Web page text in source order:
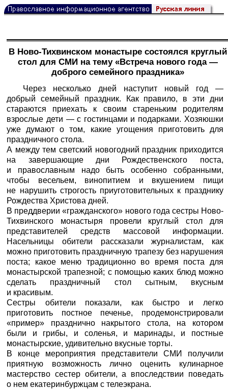
В Ново-Тихвинском монастыре состоялся круглый
стол для СМИ на тему «Встреча нового года —
доброго семейного праздника»
Через несколько дней наступит новый год —
добрый семейный праздник. Как правило, в эти дни
стараются приехать к своим стареньким родителям
взрослые дети — с гостинцами и подарками. Хозяюшки
уже думают о том, какие угощения приготовить для
праздничного стола.
А между тем светский новогодний праздник приходится
на завершающие дни Рождественского поста,
и православным надо быть особенно собранными,
чтобы весельем, винопитием и вкушением пищи
не нарушить строгость приуготовительных к празднику
Рождества Христова дней.
В преддверии «гражданского» нового года сестры Ново-
Тихвинского монастыря провели круглый стол для
представителей средств массовой информации.
Насельницы обители рассказали журналистам, как
можно приготовить праздничную трапезу без нарушения
поста; какое меню традиционно во время поста для
монастырской трапезной; с помощью каких блюд можно
сделать праздничный стол сытным, вкусным
и красивым.
Сестры обители показали, как быстро и легко
приготовить постное печенье, продемонстрировали
«пример» празднично накрытого стола, на котором
были и грибы, и соленья, и маринады, и постные
монастырские, удивительно вкусные торты.
В конце мероприятия представители СМИ получили
приятную возможность лично оценить кулинарное
мастерство сестер обители, а впоследствии поведать
о нем екатеринбуржцам с телеэкрана.